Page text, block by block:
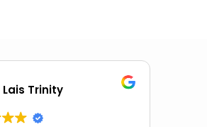
Lais Trinity